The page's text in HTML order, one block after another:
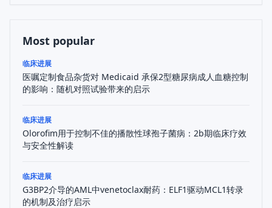
Most popular
临床进展
医嘱定制食品杂货对 Medicaid 承保2型糖尿病成人血糖控制
的影响：随机对照试验带来的启示
临床进展
Olorofim用于控制不佳的播散性球孢子菌病：2b期临床疗效
与安全性解读
临床进展
G3BP2介导的AML中venetoclax耐药：ELF1驱动MCL1转录
的机制及治疗启示